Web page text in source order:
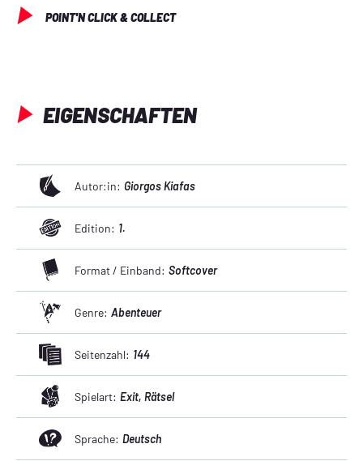
Lösungscodes werden im Internet gegen Schlüssel
getauscht. So öffnet sich der Weg zur nächsten Aufgabe.
POINT'N CLICK & COLLECT
EIGENSCHAFTEN
Autor:in: Giorgos Kiafas
Edition: 1.
Format / Einband: Softcover
Genre: Abenteuer
Seitenzahl: 144
Spielart: Exit, Rätsel
Sprache: Deutsch